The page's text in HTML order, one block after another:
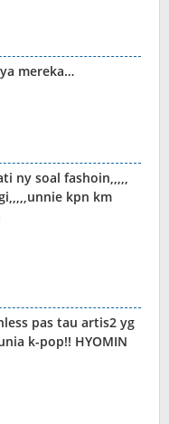
mereka…
ny soal fashoin,,,,,
kpn km
pas tau artis2 yg
k-pop!! HYOMIN